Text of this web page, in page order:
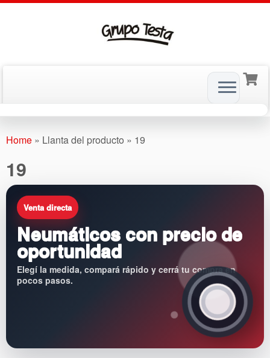
toHome » Llanta del producto » 19
19
Venta directa
Neumáticos con precio de
oportunidad
Elegí la medida, compará rápido y cerrá tu compra en
pocos pasos.